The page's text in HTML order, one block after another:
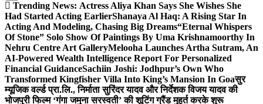
Trending News: Actress Aliya Khan Says She Wishes She
Had Started Acting EarlierShanaya Al Haq: A Rising Star In
Acting And Modeling, Chasing Big Dreams“Eternal Whispers
Of Stone” Solo Show Of Paintings By Uma Krishnamoorthy In
Nehru Centre Art GalleryMelooha Launches Artha Sutram, An
AI-Powered Wealth Intelligence Report For Personalized
Financial GuidanceSachiin Joshi: Jodhpur’s Own Who
Transformed Kingfisher Villa Into King’s Mansion In Goaसुर
म्यूजिक वर्ल्ड प्रा.लि., निर्माता सुरिंदर यादव और निर्देशक विजय यादव की
भोजपुरी फिल्म ‘गंगा जमुना सरस्वती’ की शूटिंग ग्रैंड मुहूर्त करके शुरू